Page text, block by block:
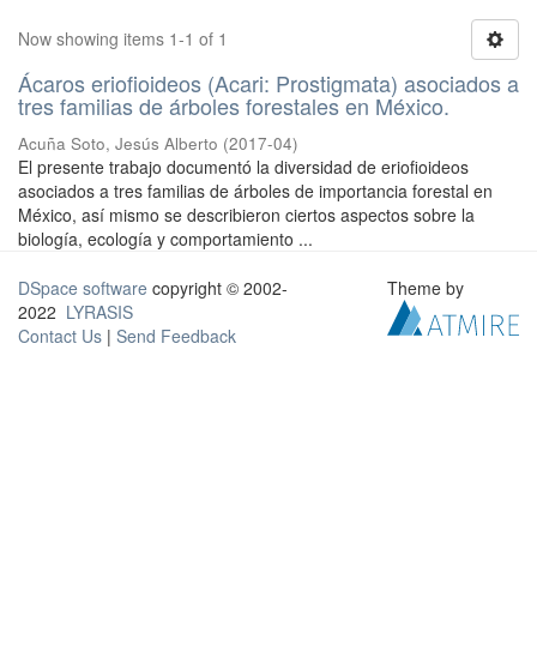
Now showing items 1-1 of 1
Ácaros eriofioideos (Acari: Prostigmata) asociados a
tres familias de árboles forestales en México.
Acuña Soto, Jesús Alberto (2017-04)
El presente trabajo documentó la diversidad de eriofioideos
asociados a tres familias de árboles de importancia forestal en
México, así mismo se describieron ciertos aspectos sobre la
biología, ecología y comportamiento ...
DSpace software copyright © 2002-
2022 LYRASIS
Contact Us | Send Feedback
Theme by